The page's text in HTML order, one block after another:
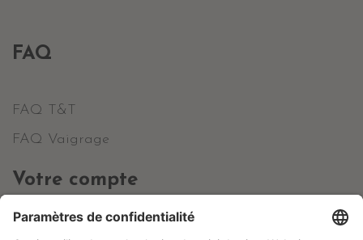
FAQ
FAQ T&T
FAQ Vaigrage
Votre compte
Informations personnelles